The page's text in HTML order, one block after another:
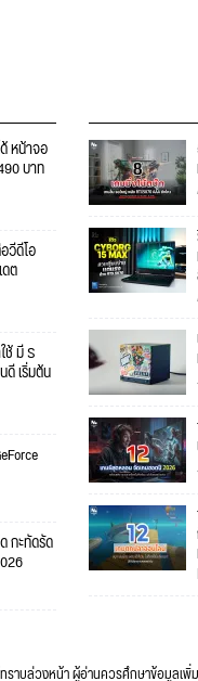
หน้าจอ
บาท
วีดีโอ
ต
ช้ มี S
ดี เริ่มต้น
กะทัดรัด
าบล่วงหน้า ผู้อ่านควรศึกษาข้อมูลเ